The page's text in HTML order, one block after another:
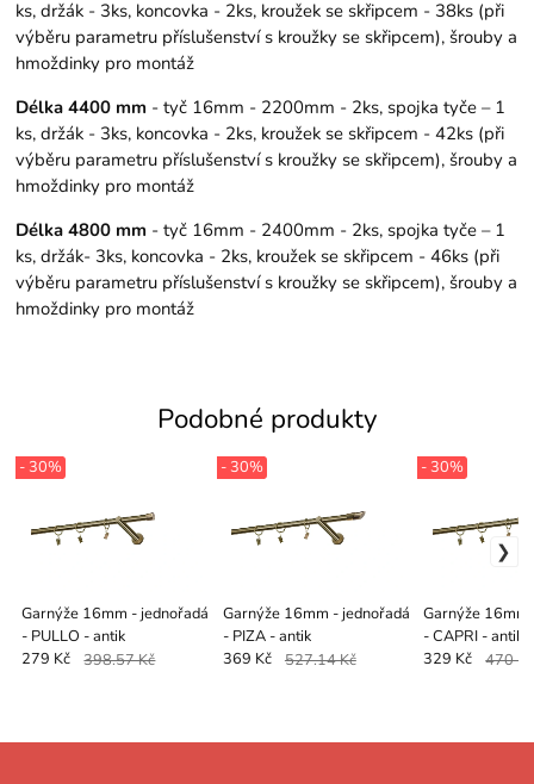
ks, držák - 3ks, koncovka - 2ks, kroužek se skřipcem - 38ks (při
výběru parametru příslušenství s kroužky se skřipcem), šrouby a
hmoždinky pro montáž
Délka 4400 mm - tyč 16mm - 2200mm - 2ks, spojka tyče – 1
ks, držák - 3ks, koncovka - 2ks, kroužek se skřipcem - 42ks (při
výběru parametru příslušenství s kroužky se skřipcem), šrouby a
hmoždinky pro montáž
Délka 4800 mm - tyč 16mm - 2400mm - 2ks, spojka tyče – 1
ks, držák- 3ks, koncovka - 2ks, kroužek se skřipcem - 46ks (při
výběru parametru příslušenství s kroužky se skřipcem), šrouby a
hmoždinky pro montáž
Podobné produkty
Garnýže 16mm - jednořadá
- PULLO - antik
- 30%
279 Kč 398.57 Kč
Garnýže 16mm - jednořadá
- PIZA - antik
- 30%
369 Kč 527.14 Kč
Garnýže 16mm
- CAPRI - antik
- 30%
329 Kč 470 Kč